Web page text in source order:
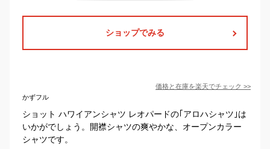
ショップでみる
価格と在庫を楽天でチェック >>
かずフル
ショット ハワイアンシャツ レオパードの｢アロハシャツ｣は
いかがでしょう。開襟シャツの爽やかな、オープンカラー
シャツです。